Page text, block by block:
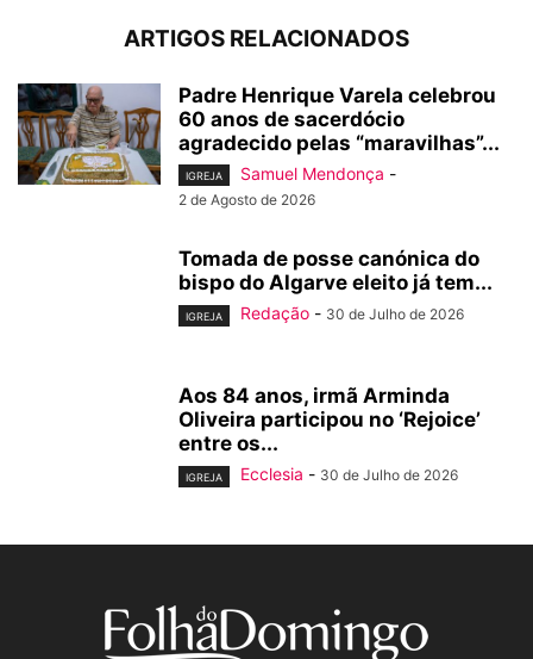
ARTIGOS RELACIONADOS
Padre Henrique Varela celebrou
60 anos de sacerdócio
agradecido pelas “maravilhas”...
IGREJA Samuel Mendonça -
2 de Agosto de 2026
Tomada de posse canónica do
bispo do Algarve eleito já tem...
IGREJA Redação - 30 de Julho de 2026
Aos 84 anos, irmã Arminda
Oliveira participou no ‘Rejoice’
entre os...
IGREJA Ecclesia - 30 de Julho de 2026